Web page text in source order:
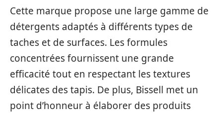
Cette marque propose une large gamme de
détergents adaptés à différents types de
taches et de surfaces. Les formules
concentrées fournissent une grande
efficacité tout en respectant les textures
délicates des tapis. De plus, Bissell met un
point d’honneur à élaborer des produits